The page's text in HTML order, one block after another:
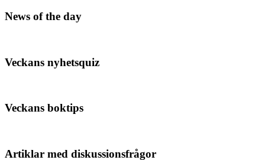
News of the day
Veckans nyhetsquiz
Veckans boktips
Artiklar med diskussionsfrågor